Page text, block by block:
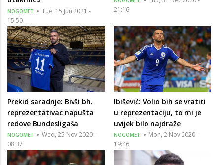
NOGOMET
Tue, 15 Jun 2021 -
15:50
21:16
Prekid saradnje: Bivši bh.
reprezentativac napušta
redove Bundesligaša
NOGOMET
Wed, 25 Nov 2020 -
08:37
Ibišević: Volio bih se vratiti
u reprezentaciju, to mi je
uvijek bilo najdraže
NOGOMET
Mon, 2 Nov 2020 -
19:46